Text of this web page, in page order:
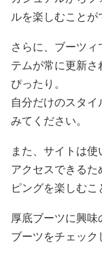
ルを楽しむことが
さらに、ブーツ
テムが常に更新さ
ぴったり。
自分だけのスタ
みてください。
また、サイトは
アクセスできるた
ピングを楽しむこ
厚底ブーツに興
ブーツをチェック